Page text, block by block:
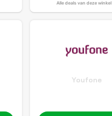
Alle deals van deze winkel
Youfone